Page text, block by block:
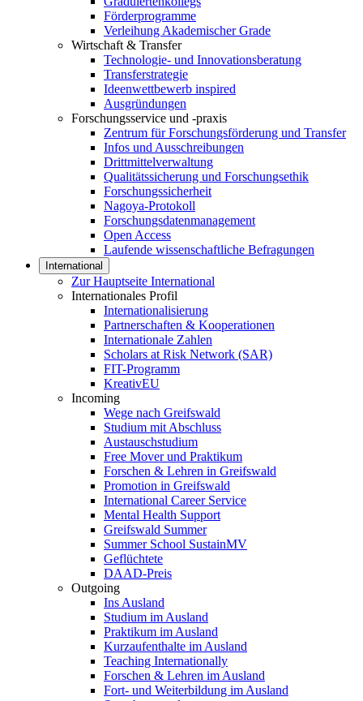
Förderprogramme
Verleihung Akademischer Grade
Wirtschaft & Transfer
Technologie- und Innovationsberatung
Transferstrategie
Ideenwettbewerb inspired
Ausgründungen
Forschungsservice und -praxis
Zentrum für Forschungsförderung und Transfer
Infos und Ausschreibungen
Drittmittelverwaltung
Qualitätssicherung und Forschungsethik
Forschungssicherheit
Nagoya-Protokoll
Forschungsdatenmanagement
Open Access
Laufende wissenschaftliche Befragungen
International
Zur Hauptseite International
Internationales Profil
Internationalisierung
Partnerschaften & Kooperationen
Internationale Zahlen
Scholars at Risk Network (SAR)
FIT-Programm
KreativEU
Incoming
Wege nach Greifswald
Studium mit Abschluss
Austauschstudium
Free Mover und Praktikum
Forschen & Lehren in Greifswald
Promotion in Greifswald
International Career Service
Mental Health Support
Greifswald Summer
Summer School SustainMV
Geflüchtete
DAAD-Preis
Outgoing
Ins Ausland
Studium im Ausland
Praktikum im Ausland
Kurzaufenthalte im Ausland
Teaching Internationally
Forschen & Lehren im Ausland
Fort- und Weiterbildung im Ausland